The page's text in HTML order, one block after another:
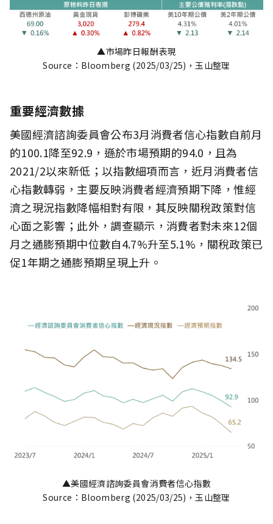
▲市場昨日報酬表現
Source：Bloomberg (2025/03/25)，玉山整理
重要經濟數據
美國經濟諮詢委員會公布3月消費者信心指數自前月
的100.1降至92.9，遜於市場預期的94.0，且為
2021/2以來新低；以指數細項而言，近月消費者信
心指數轉弱，主要反映消費者經濟預期下降，惟經
濟之現況指數降幅相對有限，其反映關稅政策對信
心面之影響；此外，調查顯示，消費者對未來12個
月之通膨預期中位數自4.7%升至5.1%，關稅政策已
促1年期之通膨預期呈現上升。
▲美國經濟諮詢委員會消費者信心指數
Source：Bloomberg (2025/03/25)，玉山整理